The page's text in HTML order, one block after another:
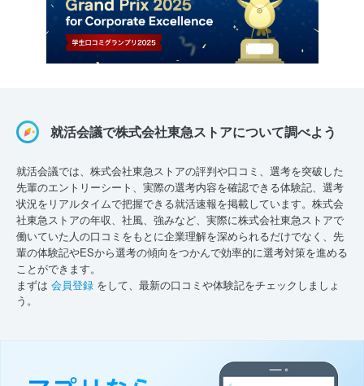
就活会議で株式会社東急ストアについて調べよう
就活会議では、株式会社東急ストアの評判や口コミ、選考を突破した
先輩のエントリーシート、実際の選考内容を確認できる体験記、選考
状況をリアルタイムで把握できる就活速報を掲載しています。株式会
社東急ストアの年収、社風、強みなど、実際に株式会社東急ストアで
働いていた人の口コミをもとに企業理解を深められるだけでなく、先
輩の体験記やESから選考の傾向をつかんで効率的に選考対策を進める
ことができます。
まずは 会員登録 をして、最新の口コミや体験記をチェックしましょ
う。